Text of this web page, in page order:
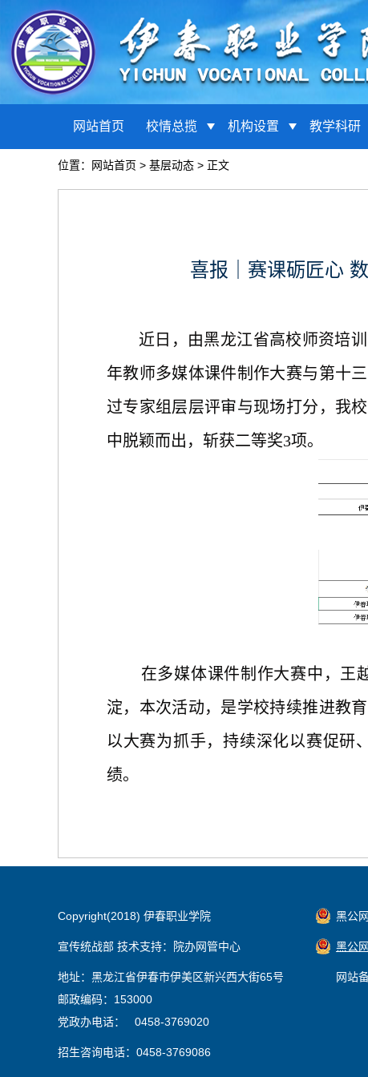
网站首页 校情总揽 机构设置 教学科研
位置： 网站首页 > 基层动态 > 正文
喜报｜赛课砺匠心
近日，由黑龙江省高校师资培
年教师多媒体课件制作大赛与第十
过专家组层层评审与现场打分，我
中脱颖而出，斩获二等奖3项。
在多媒体课件制作大赛中，王
淀，本次活动，是学校持续推进教
以大赛为抓手，持续深化以赛促研
绩。
Copyright(2018) 伊春职业学院
宣传统战部 技术支持：院办网管中心
地址：黑龙江省伊春市伊美区新兴西大街65号
邮政编码：153000
党政办电话： 0458-3769020
招生咨询电话：0458-3769086
黑公
黑公
网站